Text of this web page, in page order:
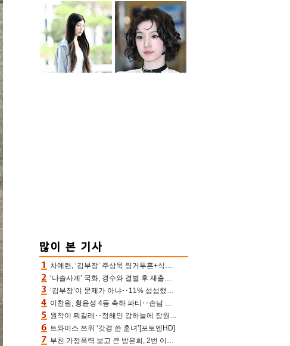
차예련, ‘김부장’ 주상욱 링거투혼+식스팩 비화 “옷 벗는데 아저씨는 안 된다고”(차장금)
‘나솔사계’ 국화, 경수와 결별 후 재출연…첫인상 3표 몰표
‘김부장’이 문제가 아냐‥11% 섭섭했던 ‘재벌X형사2’ 돈·빽 총동원해 컴백 [TV보고서]
이찬원, 황윤성 4등 축하 파티‥손님 모으려 블랙핑크 지수와 친한 척(편스토랑)[어제TV]
원작이 뭐길래‥정해인 강하늘에 장원영까지 참여한 이 영화
트와이스 쯔위 ‘갓경 쓴 훈녀’[포토엔HD]
부친 가정폭력 보고 큰 방은희, 2번 이혼 후 잠수→母 고독사에 자책(특종세상)[어제TV]